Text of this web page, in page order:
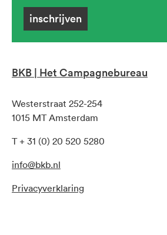
inschrijven
BKB | Het Campagnebureau
Westerstraat 252-254
1015 MT Amsterdam
T + 31 (0) 20 520 5280
info@bkb.nl
Privacyverklaring